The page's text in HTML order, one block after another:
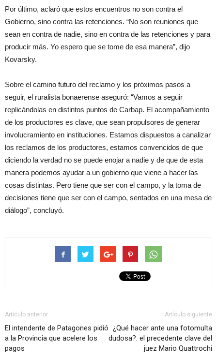
Por último, aclaró que estos encuentros no son contra el
Gobierno, sino contra las retenciones. “No son reuniones que
sean en contra de nadie, sino en contra de las retenciones y para
producir más. Yo espero que se tome de esa manera”, dijo
Kovarsky.
Sobre el camino futuro del reclamo y los próximos pasos a
seguir, el ruralista bonaerense aseguró: “Vamos a seguir
replicándolas en distintos puntos de Carbap. El acompañamiento
de los productores es clave, que sean propulsores de generar
involucramiento en instituciones. Estamos dispuestos a canalizar
los reclamos de los productores, estamos convencidos de que
diciendo la verdad no se puede enojar a nadie y de que de esta
manera podemos ayudar a un gobierno que viene a hacer las
cosas distintas. Pero tiene que ser con el campo, y la toma de
decisiones tiene que ser con el campo, sentados en una mesa de
diálogo”, concluyó.
Artículo anterior
El intendente de Patagones pidió
a la Provincia que acelere los
pagos
Artículo siguiente
¿Qué hacer ante una fotomulta
dudosa?: el precedente clave del
juez Mario Quattrochi